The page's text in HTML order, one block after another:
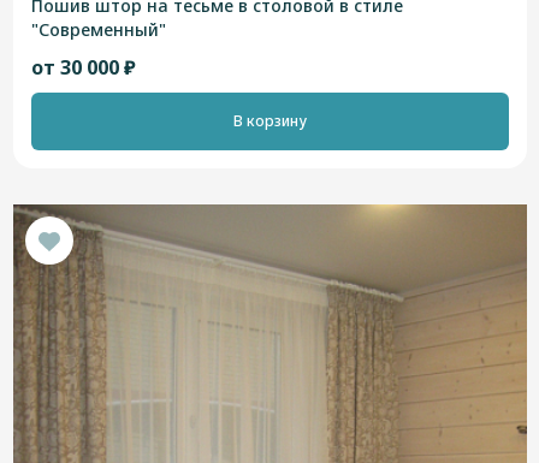
Пошив штор на тесьме в столовой в стиле
"Современный"
от 30 000 ₽
В корзину